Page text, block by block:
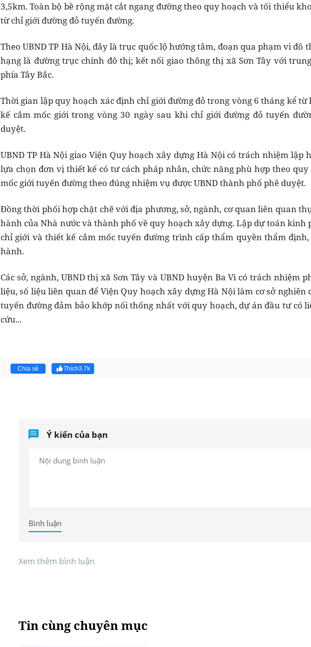
3,5km. Toàn bộ bề rộng mặt cắt ngang đường theo quy hoạch và tối thiểu
từ chỉ giới đường đỏ tuyến đường.
Theo UBND TP Hà Nội, đây là trục quốc lộ hướng tâm, đoạn qua phạm vi đô
hạng là đường trục chính đô thị; kết nối giao thông thị xã Sơn Tây với
phía Tây Bắc.
Thời gian lập quy hoạch xác định chỉ giới đường đỏ trong vòng 6 tháng kể
kế cắm mốc giới trong vòng 30 ngày sau khi chỉ giới đường đỏ tuyến
duyệt.
UBND TP Hà Nội giao Viện Quy hoạch xây dựng Hà Nội có trách nhiệm lập
lựa chọn đơn vị thiết kế có tư cách pháp nhân, chức năng phù hợp theo
mốc giới tuyến đường theo đúng nhiệm vụ được UBND thành phố phê duyệt.
Đồng thời phối hợp chặt chẽ với địa phương, sở, ngành, cơ quan liên quan
hành của Nhà nước và thành phố về quy hoạch xây dựng. Lập dự toán kinh
chỉ giới và thiết kế cắm mốc tuyến đường trình cấp thẩm quyền thẩm
hành.
Các sở, ngành, UBND thị xã Sơn Tây và UBND huyện Ba Vì có trách nhiệm
liệu, số liệu liên quan để Viện Quy hoạch xây dựng Hà Nội làm cơ sở nghiên
tuyến đường đảm bảo khớp nối thống nhất với quy hoạch, dự án đầu tư có
cứu...
Chia sẻ Thích3.7k
Ý kiến của bạn
Bình luận
Xem thêm bình luận
Tin cùng chuyên mục